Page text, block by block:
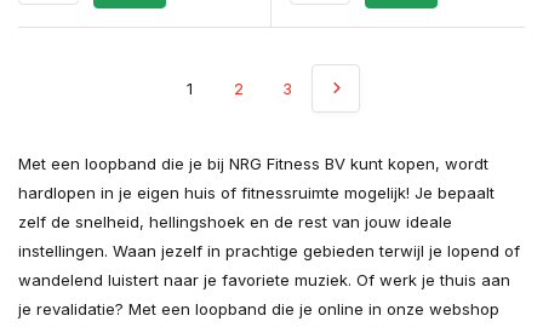
1 2 3
Met een loopband die je bij NRG Fitness BV kunt kopen, wordt
hardlopen in je eigen huis of fitnessruimte mogelijk! Je bepaalt
zelf de snelheid, hellingshoek en de rest van jouw ideale
instellingen. Waan jezelf in prachtige gebieden terwijl je lopend of
wandelend luistert naar je favoriete muziek. Of werk je thuis aan
je revalidatie? Met een loopband die je online in onze webshop